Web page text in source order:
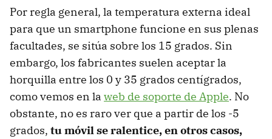
Por regla general, la temperatura externa ideal
para que un smartphone funcione en sus plenas
facultades, se sitúa sobre los 15 grados. Sin
embargo, los fabricantes suelen aceptar la
horquilla entre los 0 y 35 grados centígrados,
como vemos en la web de soporte de Apple. No
obstante, no es raro ver que a partir de los -5
grados, tu móvil se ralentice, en otros casos,